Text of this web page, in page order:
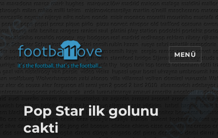
footbaLLove
MENÜ
Pop Star ilk golunu
cakti